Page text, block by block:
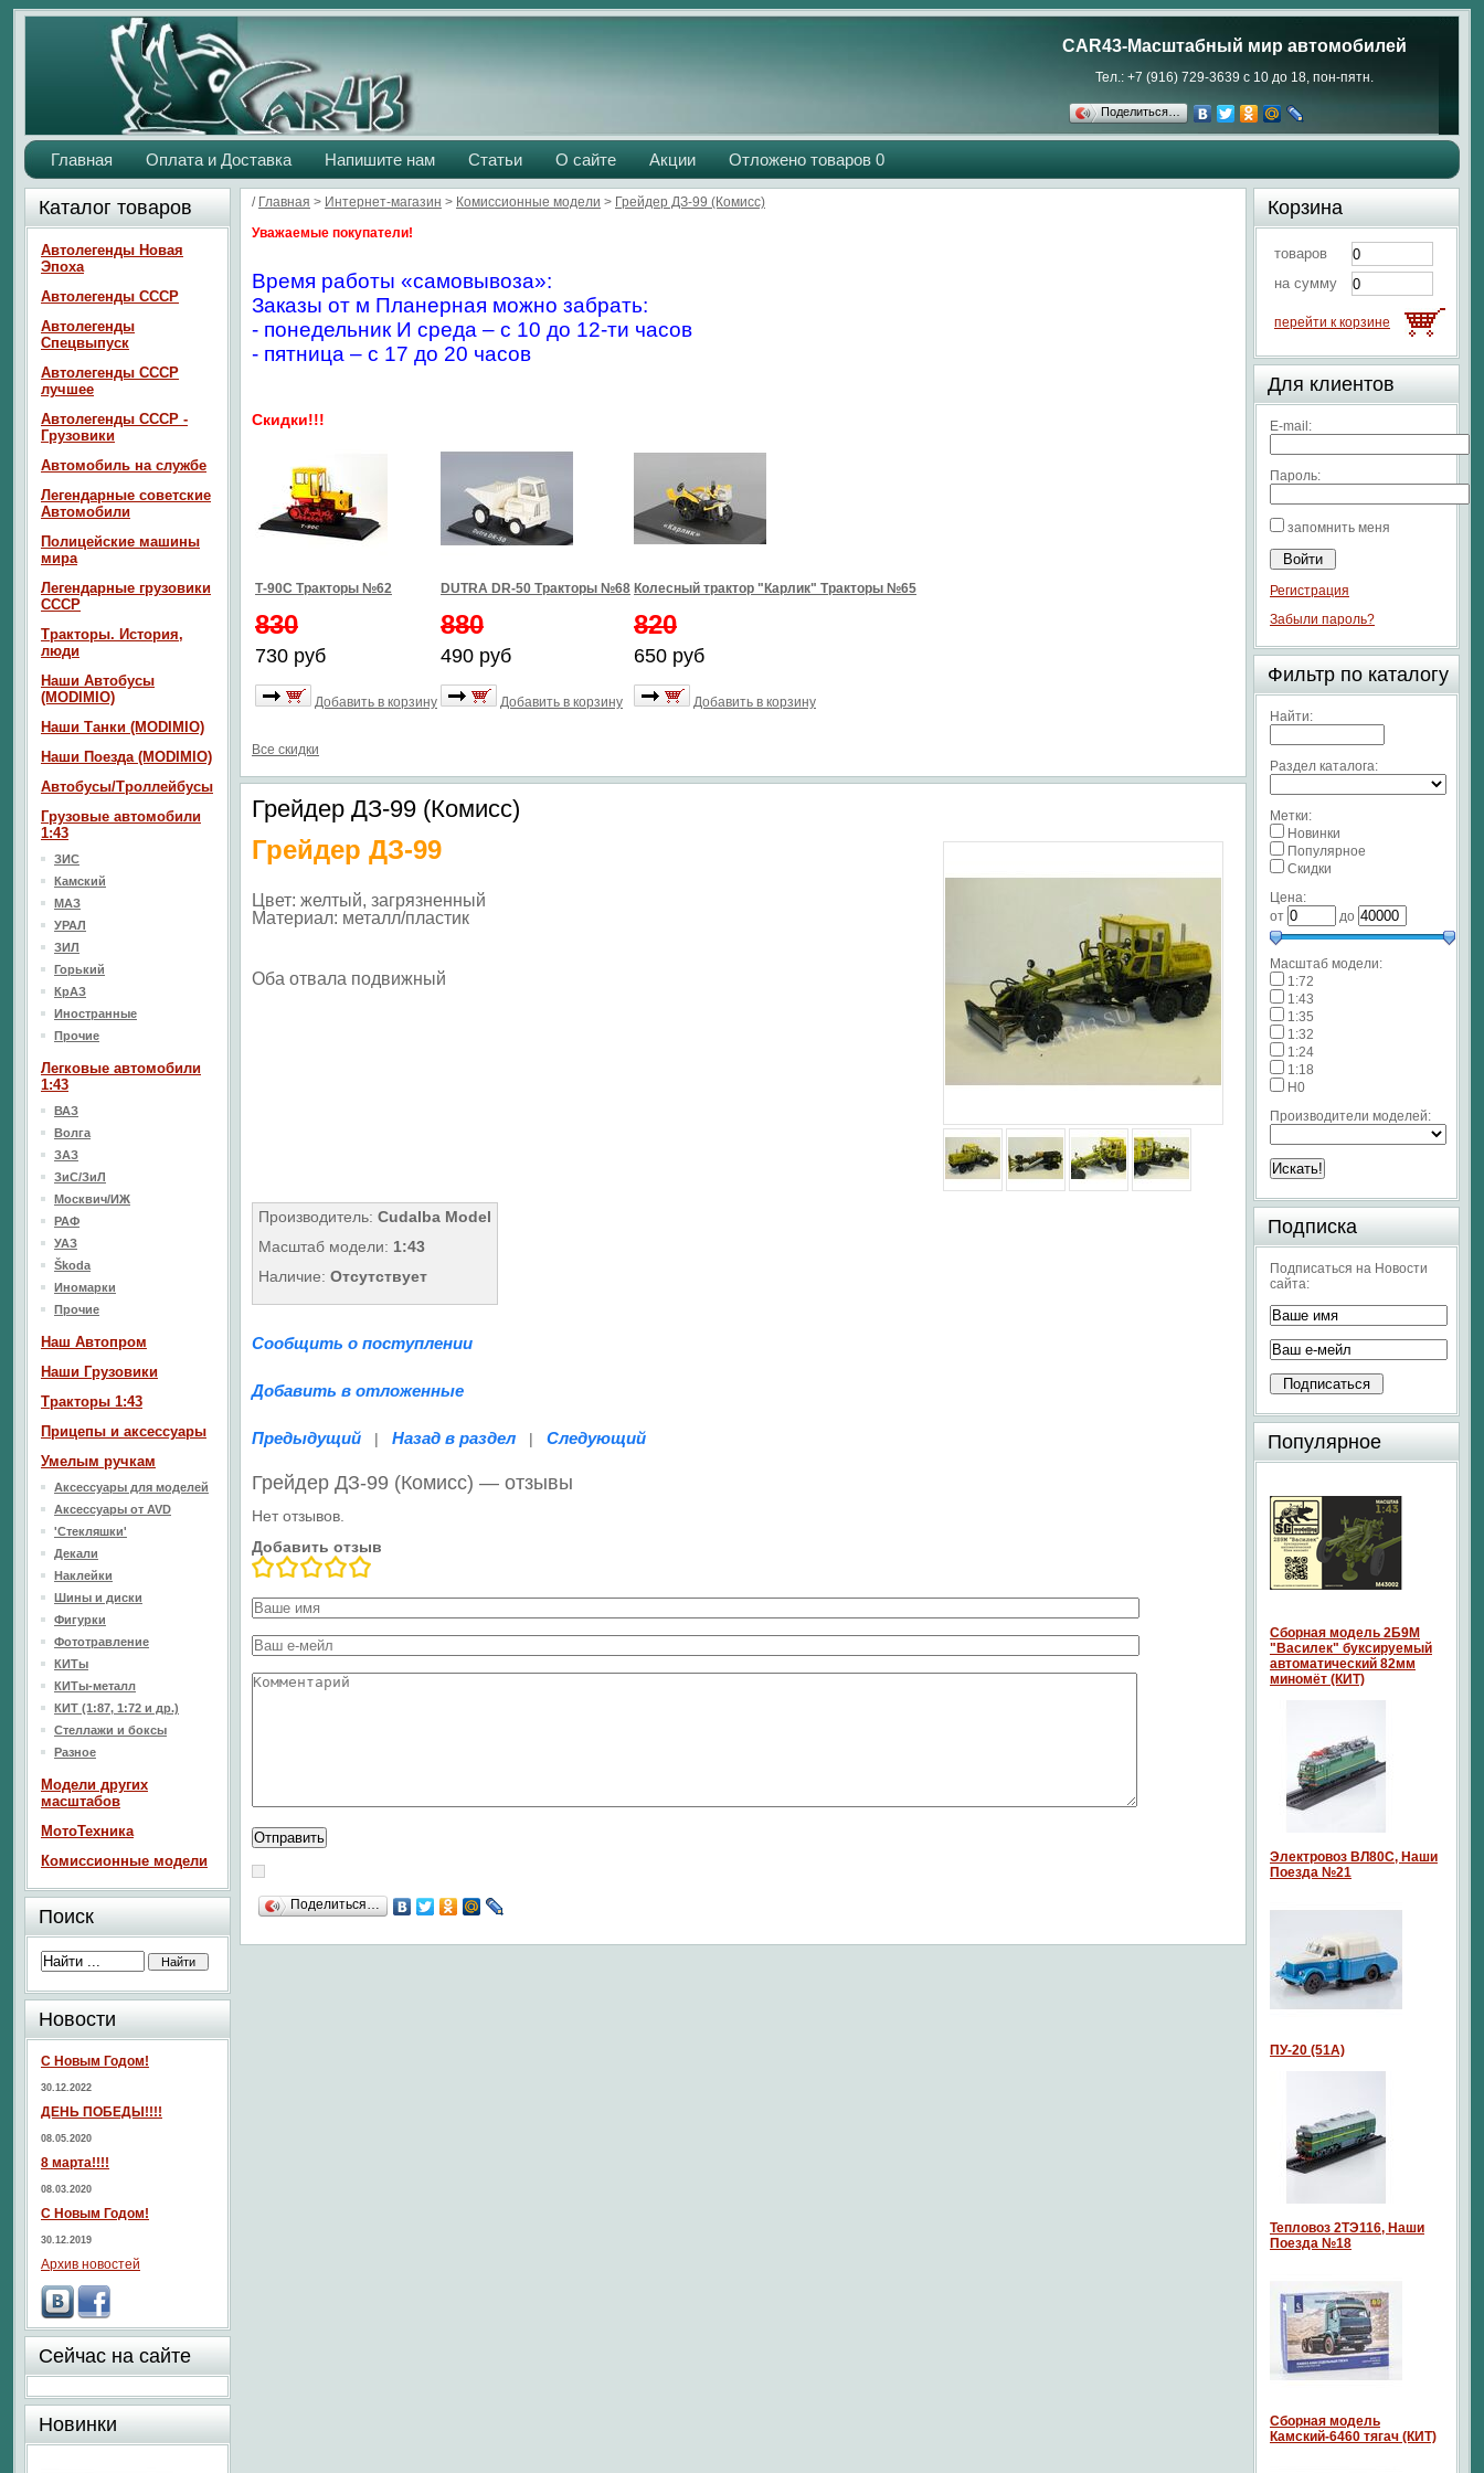
CAR43-Масштабный мир автомобилей
Тел.: +7 (916) 729-3639 с 10 до 18, пон-пятн.
Поделиться…
Главная Оплата и Доставка Напишите нам Статьи О сайте Акции Отложено товаров 0
/ Главная > Интернет-магазин > Комиссионные модели > Грейдер ДЗ-99 (Комисс)
Уважаемые покупатели!
Время работы «самовывоза»:
Заказы от м Планерная можно забрать:
- понедельник И среда – с 10 до 12-ти часов
- пятница – с 17 до 20 часов
Скидки!!!
Т-90С Тракторы №62
830
730 руб
Добавить в корзину
DUTRA DR-50 Тракторы №68
880
490 руб
Добавить в корзину
Колесный трактор "Карлик" Тракторы №65
820
650 руб
Добавить в корзину
Все скидки
Грейдер ДЗ-99 (Комисс)
Грейдер ДЗ-99
Цвет: желтый, загрязненный
Материал: металл/пластик
Оба отвала подвижный
Производитель: Cudalba Model
Масштаб модели: 1:43
Наличие: Отсутствует
Сообщить о поступлении
Добавить в отложенные
Предыдущий | Назад в раздел | Следующий
Грейдер ДЗ-99 (Комисс) — отзывы
Нет отзывов.
Добавить отзыв
Поделиться…
Каталог товаров
Автолегенды Новая
Эпоха
Автолегенды СССР
Автолегенды
Спецвыпуск
Автолегенды СССР
лучшее
Автолегенды СССР -
Грузовики
Автомобиль на службе
Легендарные советские
Автомобили
Полицейские машины
мира
Легендарные грузовики
СССР
Тракторы. История,
люди
Наши Автобусы
(MODIMIO)
Наши Танки (MODIMIO)
Наши Поезда (MODIMIO)
Автобусы/Троллейбусы
Грузовые автомобили
1:43
ЗИС
Камский
МАЗ
УРАЛ
ЗИЛ
Горький
КрАЗ
Иностранные
Прочие
Легковые автомобили
1:43
ВАЗ
Волга
ЗАЗ
ЗиС/ЗиЛ
Москвич/ИЖ
РАФ
УАЗ
Škoda
Иномарки
Прочие
Наш Aвтопром
Наши Грузовики
Тракторы 1:43
Прицепы и аксессуары
Умелым ручкам
Аксессуары для моделей
Аксессуары от AVD
'Стекляшки'
Декали
Наклейки
Шины и диски
Фигурки
Фототравление
КИТы
КИТы-металл
КИТ (1:87, 1:72 и др.)
Стеллажи и боксы
Разное
Модели других
масштабов
МотоТехника
Комиссионные модели
Поиск
Новости
С Новым Годом!
30.12.2022
ДЕНЬ ПОБЕДЫ!!!!
08.05.2020
8 марта!!!!
08.03.2020
С Новым Годом!
30.12.2019
Архив новостей
Сейчас на сайте
Новинки
Корзина
товаров
на сумму
перейти к корзине
Для клиентов
E-mail:
Пароль:
запомнить меня
Регистрация
Забыли пароль?
Фильтр по каталогу
Найти:
Раздел каталога:
Метки:
Новинки
Популярное
Скидки
Цена:
от
до
Масштаб модели:
1:72
1:43
1:35
1:32
1:24
1:18
H0
Производители моделей:
Подписка
Подписаться на Новости
сайта:
Популярное
Сборная модель 2Б9М
"Василек" буксируемый
автоматический 82мм
миномёт (КИТ)
Электровоз ВЛ80С, Наши
Поезда №21
ПУ-20 (51А)
Тепловоз 2ТЭ116, Наши
Поезда №18
Сборная модель
Камский-6460 тягач (КИТ)